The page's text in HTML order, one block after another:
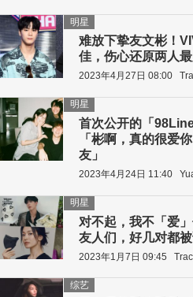
难放下挚友文彬！
佳，伤心还原两人
明星
2023年4月27日 08:00
首次公开的「
「彬啊，真的很爱
友」
明星
2023年4月24日 11:40
对不起，我不「爱
友人们，好几对都
明星
2023年1月7日 09:45
综艺